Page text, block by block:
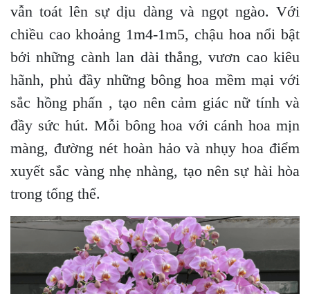
vẫn toát lên sự dịu dàng và ngọt ngào. Với
chiều cao khoảng 1m4-1m5, chậu hoa nổi bật
bởi những cành lan dài thẳng, vươn cao kiêu
hãnh, phủ đầy những bông hoa mềm mại với
sắc hồng phấn , tạo nên cảm giác nữ tính và
đầy sức hút. Mỗi bông hoa với cánh hoa mịn
màng, đường nét hoàn hảo và nhụy hoa điểm
xuyết sắc vàng nhẹ nhàng, tạo nên sự hài hòa
trong tổng thể.